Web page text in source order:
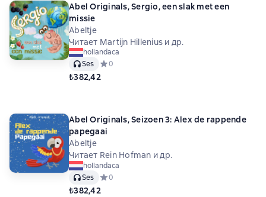
Abel Originals, Sergio, een slak met een
missie
Abeltje
Читает Martijn Hillenius и др.
hollandaca
Ses
Средний рейтинг 0 на основе 0 оценок
0
₺382,42
Abel Originals, Seizoen 3: Alex de rappende
papegaai
Abeltje
Читает Rein Hofman и др.
hollandaca
Ses
Средний рейтинг 0 на основе 0 оценок
0
₺382,42